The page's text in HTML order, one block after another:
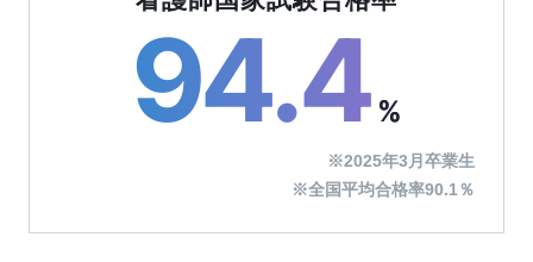
94.4 %
※2025年3月卒業生
※全国平均合格率90.1％